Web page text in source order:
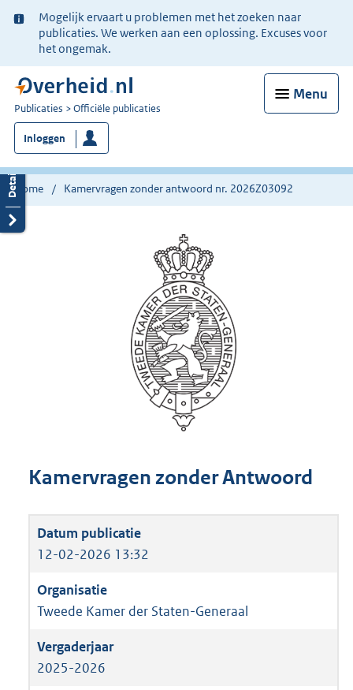
Ter
informatie:
Mogelijk ervaart u problemen met het zoeken naar
publicaties. We werken aan een oplossing. Excuses voor
het ongemak.
Menu
U
bent
nu
hier:
Publicaties Officiële publicaties
Inloggen
Home Kamervragen zonder antwoord nr. 2026Z03092
Kamervragen zonder Antwoord
12-02-2026 13:32
Tweede Kamer der Staten-Generaal
2025-2026